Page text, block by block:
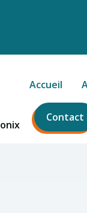
Accueil
Contact